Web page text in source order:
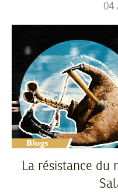
04
La résistance du